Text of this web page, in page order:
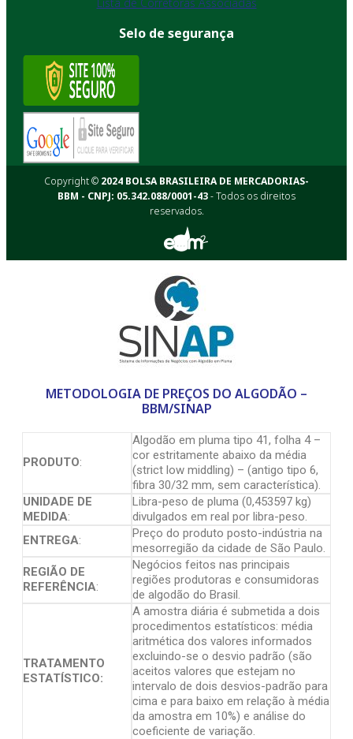
Selo de segurança
Copyright © 2024 BOLSA BRASILEIRA DE MERCADORIAS-
BBM - CNPJ: 05.342.088/0001-43- Todos os direitos
reservados.
METODOLOGIA DE PREÇOS DO ALGODÃO –
BBM/SINAP
PRODUTO:
Algodão em pluma tipo 41, folha 4 –
cor estritamente abaixo da média
(strict low middling) – (antigo tipo 6,
fibra 30/32 mm, sem característica).
UNIDADE DE
MEDIDA:
Libra-peso de pluma (0,453597 kg)
divulgados em real por libra-peso.
ENTREGA:
Preço do produto posto-indústria na
mesorregião da cidade de São Paulo.
REGIÃO DE
REFERÊNCIA:
Negócios feitos nas principais
regiões produtoras e consumidoras
de algodão do Brasil.
TRATAMENTO
ESTATÍSTICO:
A amostra diária é submetida a dois
procedimentos estatísticos: média
aritmética dos valores informados
excluindo-se o desvio padrão (são
aceitos valores que estejam no
intervalo de dois desvios-padrão para
cima e para baixo em relação à média
da amostra em 10%) e análise do
coeficiente de variação.